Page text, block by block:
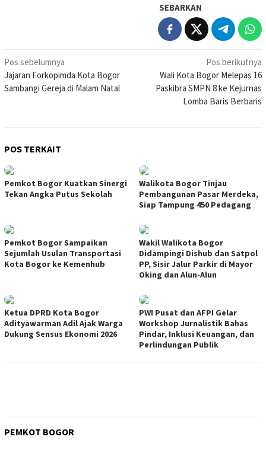
SEBARKAN
Navigasi
pos
Pos sebelumnya
Jajaran Forkopimda Kota Bogor
Sambangi Gereja di Malam Natal
Pos berikutnya
Wali Kota Bogor Melepas 16
Paskibra SMPN 8 ke Kejurnas
Lomba Baris Berbaris
POS TERKAIT
Pemkot Bogor Kuatkan Sinergi
Tekan Angka Putus Sekolah
Walikota Bogor Tinjau
Pembangunan Pasar Merdeka,
Siap Tampung 450 Pedagang
Pemkot Bogor Sampaikan
Sejumlah Usulan Transportasi
Kota Bogor ke Kemenhub
Wakil Walikota Bogor
Didampingi Dishub dan Satpol
PP, Sisir Jalur Parkir di Mayor
Oking dan Alun-Alun
Ketua DPRD Kota Bogor
Adityawarman Adil Ajak Warga
Dukung Sensus Ekonomi 2026
PWI Pusat dan AFPI Gelar
Workshop Jurnalistik Bahas
Pindar, Inklusi Keuangan, dan
Perlindungan Publik
PEMKOT BOGOR